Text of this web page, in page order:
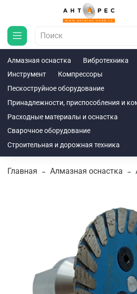
Алмазная оснастка Вибротехника
Инструмент
Компрессоры
Пескоструйное оборудование
Принадлежности, приспособления и
Расходные материалы и оснастка
Сварочное оборудование
Строительная и дорожная техника
Главная Алмазная оснастка